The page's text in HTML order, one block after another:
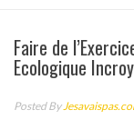
Faire de
Ecologique
Posted By